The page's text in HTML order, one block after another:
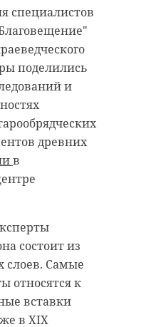
специалистов
поделились
и
древних
в
состоит из
слоев. Самые
относятся к
вставки
в XIX
банковский счет.
было
уголовное дело. В ходе
расследования
личность
банковского счета, на
перечислены
городской
принял меры для
нарушенных прав
ведомство направило в
заявление.
требовала взыскать с
счета неосновательное
Тункинский
с украинскими
что он
вышел на
связанные с
обороны
перевел деньги
организации,
считают
использовалась
поддержки ВСУ и
террористических
следственной
России по 78 и 47